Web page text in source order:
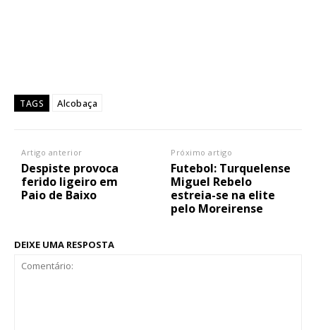
TAGS Alcobaça
Artigo anterior
Despiste provoca
ferido ligeiro em
Paio de Baixo
Próximo artigo
Futebol: Turquelense
Miguel Rebelo
estreia-se na elite
pelo Moreirense
DEIXE UMA RESPOSTA